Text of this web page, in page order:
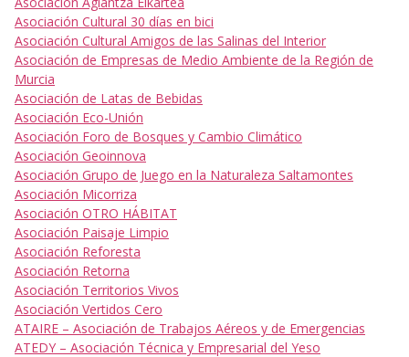
Asociación Cultural 30 días en bici
Asociación Cultural Amigos de las Salinas del Interior
Asociación de Empresas de Medio Ambiente de la Región de
Murcia
Asociación de Latas de Bebidas
Asociación Eco-Unión
Asociación Foro de Bosques y Cambio Climático
Asociación Geoinnova
Asociación Grupo de Juego en la Naturaleza Saltamontes
Asociación Micorriza
Asociación OTRO HÁBITAT
Asociación Paisaje Limpio
Asociación Reforesta
Asociación Retorna
Asociación Territorios Vivos
Asociación Vertidos Cero
ATAIRE – Asociación de Trabajos Aéreos y de Emergencias
ATEDY – Asociación Técnica y Empresarial del Yeso